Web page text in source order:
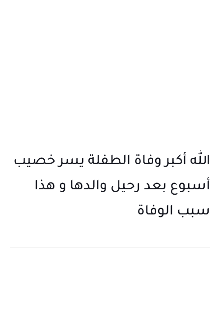
الله أكبر وفاة الطفلة يسر خصيب
أسبوع بعد رحيل والدها و هذا
سبب الوفاة